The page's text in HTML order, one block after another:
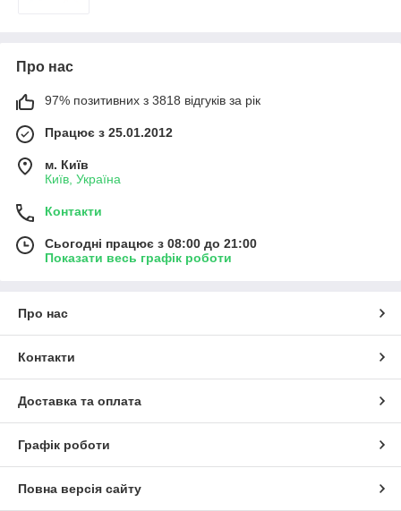
Про нас
97% позитивних з 3818 відгуків за рік
Працює з 25.01.2012
м. Київ
Київ, Україна
Контакти
Сьогодні працює з 08:00 до 21:00
Показати весь графік роботи
Про нас
Контакти
Доставка та оплата
Графік роботи
Повна версія сайту